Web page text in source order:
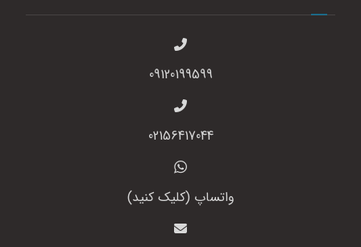
09120199599
02156417044
واتساپ (کلیک کنید)